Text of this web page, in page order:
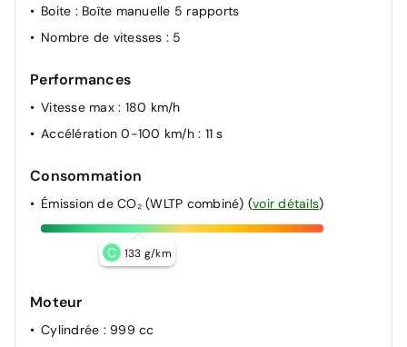
Boite : Boîte manuelle 5 rapports
Nombre de vitesses : 5
Performances
Vitesse max : 180 km/h
Accélération 0-100 km/h : 11 s
Consommation
Émission de CO₂ (WLTP combiné) (voir détails)
C 133 g/km
Moteur
Cylindrée : 999 cc